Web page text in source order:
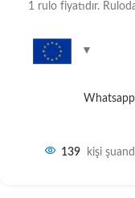
1 rulo fiyatıdır.
139 kişi